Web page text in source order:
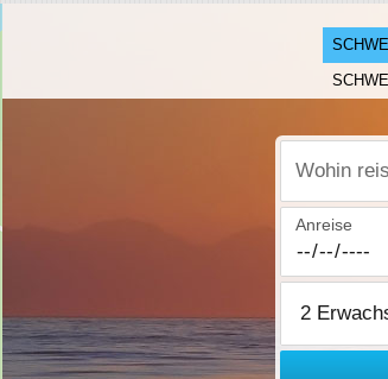
Wohin
Anreise